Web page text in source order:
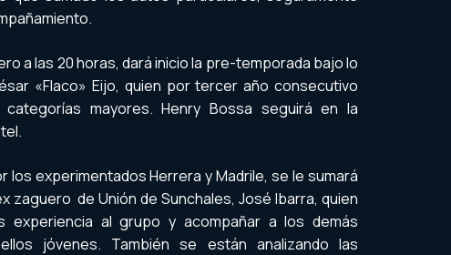
a las 20 horas, dará inicio la pre-temporada bajo lo
«Flaco» Eijo, quien por tercer año consecutivo
mayores. Henry Bossa seguirá en la
los experimentados Herrera y Madrile, se le sumará
zaguero de Unión de Sunchales, José Ibarra, quien
experiencia al grupo y acompañar a los demás
jóvenes. También se están analizando las